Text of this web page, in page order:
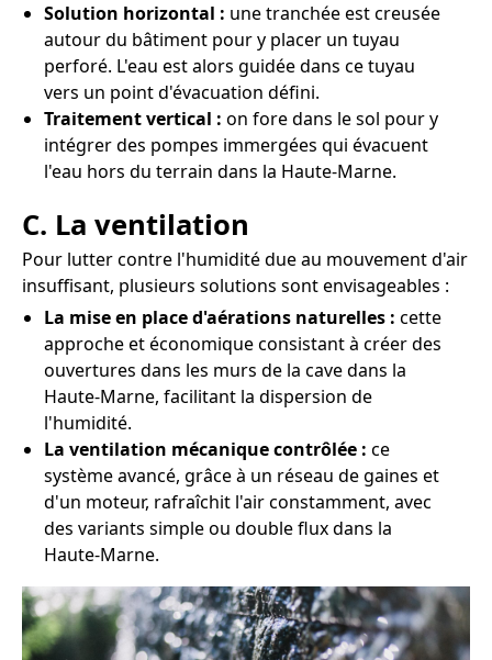
Solution horizontal : une tranchée est creusée
autour du bâtiment pour y placer un tuyau
perforé. L'eau est alors guidée dans ce tuyau
vers un point d'évacuation défini.
Traitement vertical : on fore dans le sol pour y
intégrer des pompes immergées qui évacuent
l'eau hors du terrain dans la Haute-Marne.
C. La ventilation
Pour lutter contre l'humidité due au mouvement d'air
insuffisant, plusieurs solutions sont envisageables :
La mise en place d'aérations naturelles : cette
approche et économique consistant à créer des
ouvertures dans les murs de la cave dans la
Haute-Marne, facilitant la dispersion de
l'humidité.
La ventilation mécanique contrôlée : ce
système avancé, grâce à un réseau de gaines et
d'un moteur, rafraîchit l'air constamment, avec
des variants simple ou double flux dans la
Haute-Marne.